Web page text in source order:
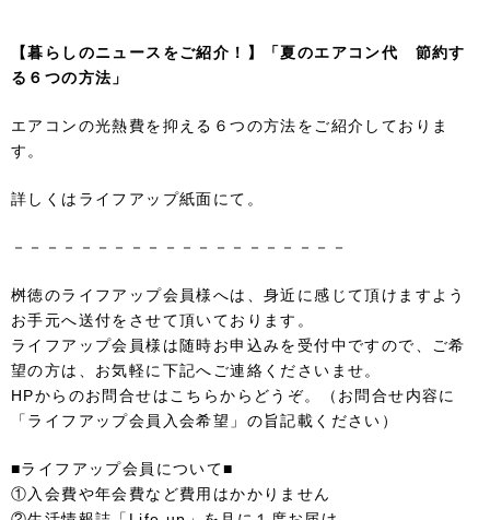
【暮らしのニュースをご紹介！】「夏のエアコン代 節約す
る６つの方法」
エアコンの光熱費を抑える６つの方法をご紹介しておりま
す。
詳しくはライフアップ紙面にて。
－－－－－－－－－－－－－－－－－－－－
桝徳のライフアップ会員様へは、身近に感じて頂けますよう
お手元へ送付をさせて頂いております。
ライフアップ会員様は随時お申込みを受付中ですので、ご希
望の方は、お気軽に下記へご連絡くださいませ。
HPからのお問合せは こちらからどうぞ。（お問合せ内容に
「ライフアップ会員入会希望」の旨記載ください）
■ライフアップ会員について■
①入会費や年会費など費用はかかりません